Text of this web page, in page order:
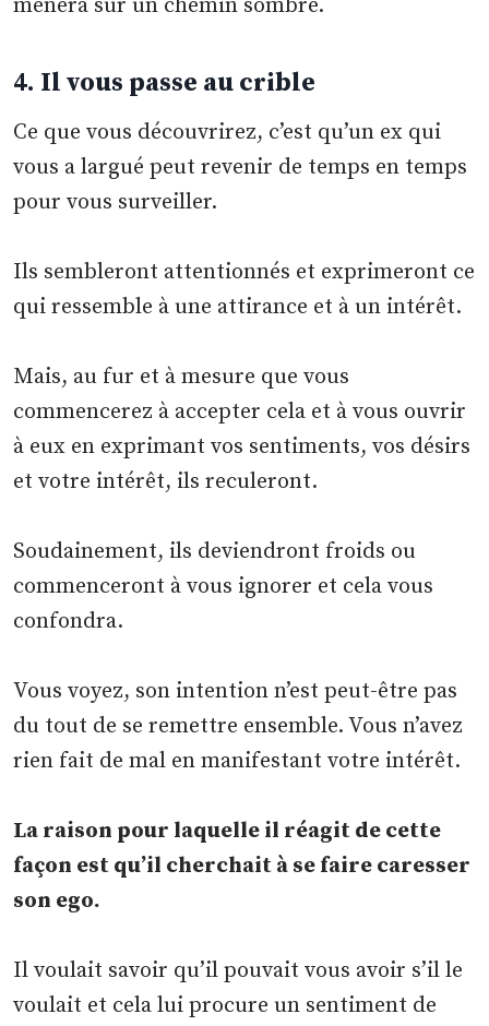
mènera sur un chemin sombre.
4. Il vous passe au crible
Ce que vous découvrirez, c’est qu’un ex qui
vous a largué peut revenir de temps en temps
pour vous surveiller.
Ils sembleront attentionnés et exprimeront ce
qui ressemble à une attirance et à un intérêt.
Mais, au fur et à mesure que vous
commencerez à accepter cela et à vous ouvrir
à eux en exprimant vos sentiments, vos désirs
et votre intérêt, ils reculeront.
Soudainement, ils deviendront froids ou
commenceront à vous ignorer et cela vous
confondra.
Vous voyez, son intention n’est peut-être pas
du tout de se remettre ensemble. Vous n’avez
rien fait de mal en manifestant votre intérêt.
La raison pour laquelle il réagit de cette
façon est qu’il cherchait à se faire caresser
son ego.
Il voulait savoir qu’il pouvait vous avoir s’il le
voulait et cela lui procure un sentiment de